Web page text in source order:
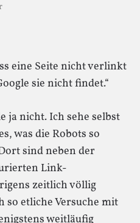
eine Seite nicht verlinkt
sie nicht findet.“
ja nicht. Ich sehe selbst
was die Robots so
sind neben der
Link-
zeitlich völlig
so etliche Versuche mit
weitläufig